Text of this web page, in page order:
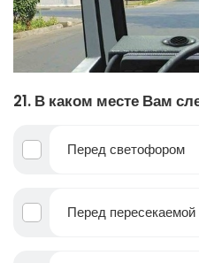
21. В каком месте Вам
Перед светофором
Перед